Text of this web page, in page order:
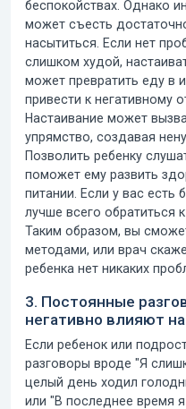
беспокойствах. Однако
может съесть
насытиться. Если нет
слишком худой,
может превратить еду в
привести к негативному
Настаивание может
упрямство, создавая
Позволить ребенку
поможет ему развить
питании. Если у вас есть
лучше всего обратиться
Таким образом, вы
методами, или врач
ребенка нет никаких
3. Постоянные
негативно влияют
Если ребенок или
разговоры вроде "Я
целый день ходил
или "В последнее время